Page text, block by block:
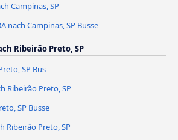
Campinas, SP
nach Campinas, SP Busse
Ribeirão Preto, SP
SP Bus
Ribeirão Preto, SP
SP Busse
Ribeirão Preto, SP